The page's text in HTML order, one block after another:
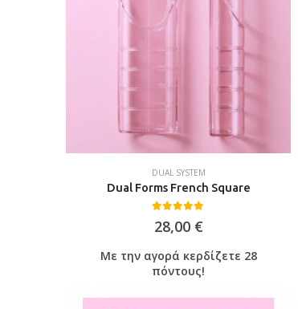
DUAL SYSTEM
Dual Forms French Square
28,00 €
Με την αγορά κερδίζετε 28
πόντους!